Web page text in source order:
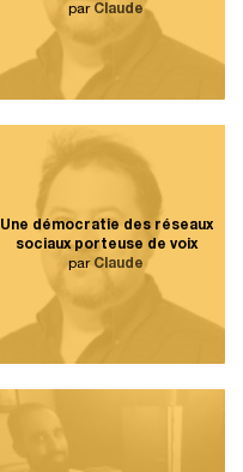
par Claude
Une démocratie des réseaux
sociaux porteuse de voix
par Claude